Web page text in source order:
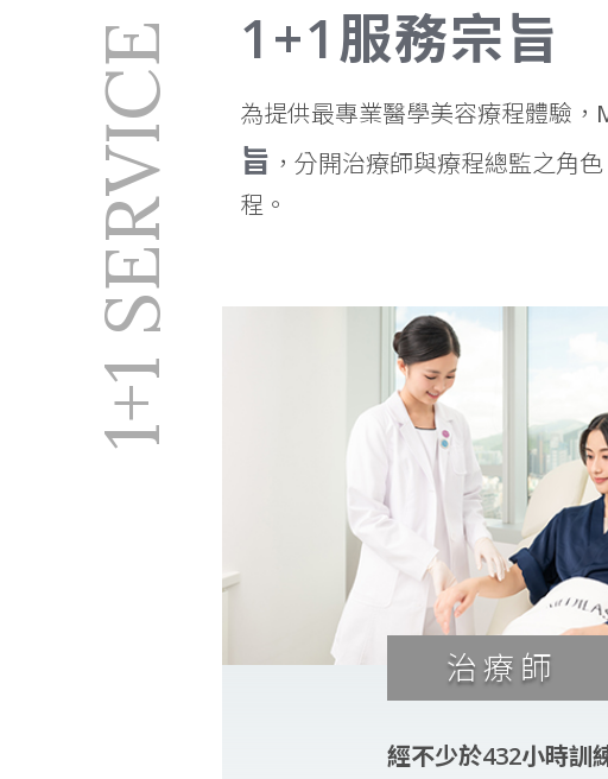
去暗瘡印
Thermage
冷凍溶脂
面部保濕
果酸煥膚
產後修身
Juvelook 素顏針
1+1 SERVICE 1+1服務宗旨
為提供最專業醫學美容療程體驗
旨 ，分開治療師與療程總監之角
程。
治療師
經不少於432小時訓